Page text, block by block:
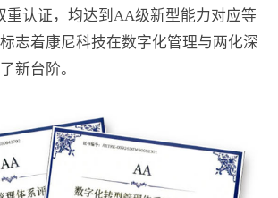
重认证，均达到AA级新型能力对应等
志着康尼科技在数字化管理与两化深
新台阶。